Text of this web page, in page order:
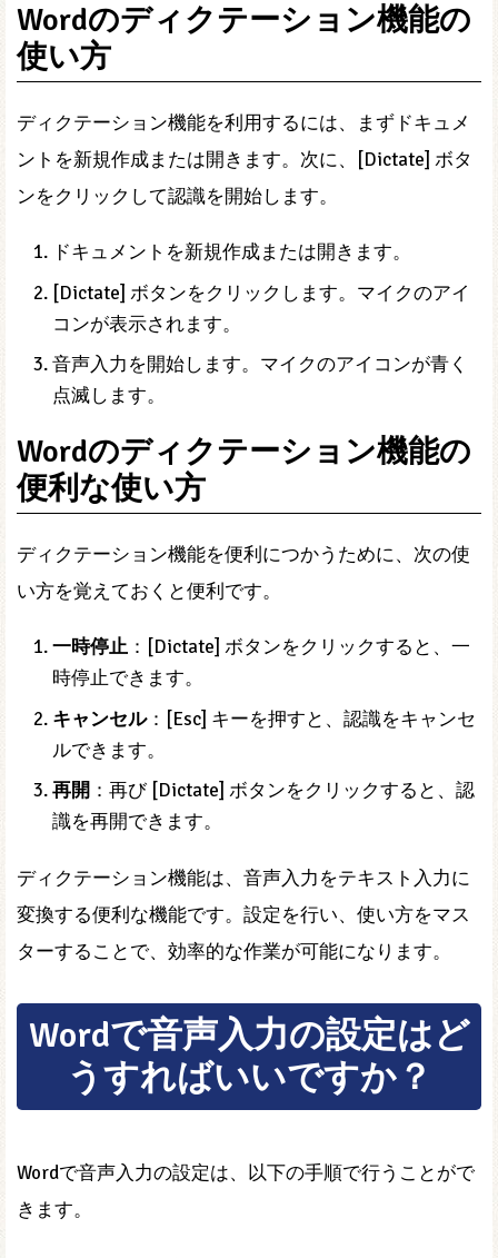
Wordのディクテーション機能の
使い方
ディクテーション機能を利用するには、まずドキュメ
ントを新規作成または開きます。次に、[Dictate] ボタ
ンをクリックして認識を開始します。
ドキュメントを新規作成または開きます。
[Dictate] ボタンをクリックします。マイクのアイ
コンが表示されます。
音声入力を開始します。マイクのアイコンが青く
点滅します。
Wordのディクテーション機能の
便利な使い方
ディクテーション機能を便利につかうために、次の使
い方を覚えておくと便利です。
一時停止 ：[Dictate] ボタンをクリックすると、一
時停止できます。
キャンセル：[Esc] キーを押すと、認識をキャンセ
ルできます。
再開 ：再び [Dictate] ボタンをクリックすると、認
識を再開できます。
ディクテーション機能は、音声入力をテキスト入力に
変換する便利な機能です。設定を行い、使い方をマス
ターすることで、効率的な作業が可能になります。
Wordで音声入力の設定はど
うすればいいですか？
Wordで音声入力の設定は、以下の手順で行うことがで
きます。